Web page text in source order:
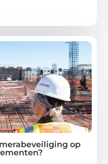
op